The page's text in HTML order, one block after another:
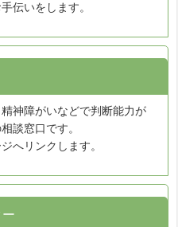
伝いをします。
神障がいなどで判断能力が
談窓口です。
へリンクします。